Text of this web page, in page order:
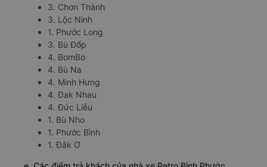
3. Chơn Thành
3. Lộc Ninh
1. Phước Long
3. Bù Đốp
4. BomBo
4. Bù Na
4. Minh Hưng
4. Đak Nhau
4. Đức Liễu
1. Bù Nho
1. Phước Bình
1. Đắk Ơ